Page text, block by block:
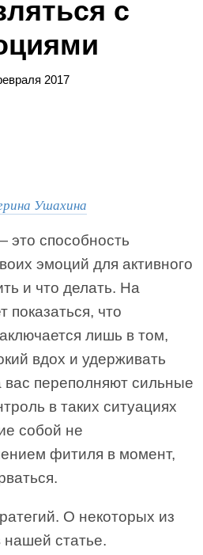
с
2017
Ушахина
это способность
эмоций для активного
и что делать. На
показаться, что
лишь в том,
вдох и удерживать
вас переполняют сильные
в таких ситуациях
собой не
фитиля в момент,
О некоторых из
статье.